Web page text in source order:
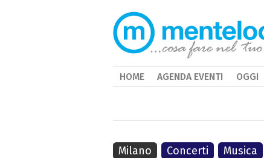
Milano Concerti Musica
HOME AGENDA EVENTI OGGI